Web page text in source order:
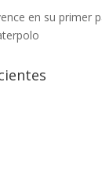
en su primer